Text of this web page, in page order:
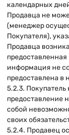
календарных
Продавца не
(менеджер
Покупателя),
Продавца
информация не
предоставлена в
5.2.3. Покупатель
предоставление
собой
своих
5.2.4. Продавец